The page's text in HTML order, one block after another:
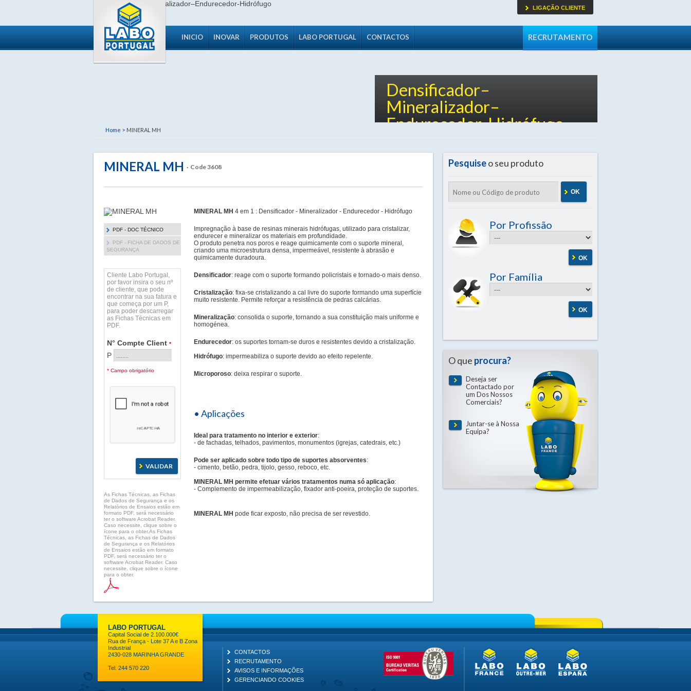
RECRUTAMENTO
INICIO INOVAR PRODUTOS LABO PORTUGAL CONTACTOS
LIGAÇÃO CLIENTE
Densificador–
Mineralizador–
Endurecedor-Hidrófugo
Home > MINERAL MH
MINERAL MH · Code 3608
PDF - DOC TÉCNICO
PDF - FICHA DE DADOS DE
SEGURANÇA
Cliente Labo Portugal,
por favor insira o seu nº
de cliente, que pode
encontrar na sua fatura e
que começa por um P,
para poder descarregar
as Fichas Técnicas em
PDF.
N° Compte Client *
P
* Campo obrigatório
As Fichas Técnicas, as Fichas
de Dados de Segurança e os
Relatórios de Ensaios estão em
formato PDF, será necessário
ter o software Acrobat Reader.
Caso necessite, clique sobre o
ícone para o obter.As Fichas
Técnicas, as Fichas de Dados
de Segurança e os Relatórios
de Ensaios estão em formato
PDF, será necessário ter o
software Acrobat Reader. Caso
necessite, clique sobre o ícone
para o obter.
MINERAL MH 4 em 1 : Densificador - Mineralizador - Endurecedor - Hidrófugo
Impregnação à base de resinas minerais hidrófugas, utilizado para cristalizar,
endurecer e mineralizar os materiais em profundidade.
O produto penetra nos poros e reage quimicamente com o suporte mineral,
criando uma microestrutura densa, impermeável, resistente à abrasão e
quimicamente duradoura.
Densificador: reage com o suporte formando policristais e tornado-o mais denso.
Cristalização: fixa-se cristalizando a cal livre do suporte formando uma superfície
muito resistente. Permite reforçar a resistência de pedras calcárias.
Mineralização: consolida o suporte, tornando a sua constituição mais uniforme e
homogénea.
Endurecedor: os suportes tornam-se duros e resistentes devido a cristalização.
Hidrófugo: impermeabiliza o suporte devido ao efeito repelente.
Microporoso: deixa respirar o suporte.
• Aplicações
Ideal para tratamento no interior e exterior:
- de fachadas, telhados, pavimentos, monumentos (igrejas, catedrais, etc.)
Pode ser aplicado sobre todo tipo de suportes absorventes:
- cimento, betão, pedra, tijolo, gesso, reboco, etc.
MINERAL MH permite efetuar vários tratamentos numa só aplicação:
- Complemento de impermeabilização, fixador anti-poeira, proteção de suportes.
MINERAL MH pode ficar exposto, não precisa de ser revestido.
Pesquiseo seu produto
OK
Por Profissão
OK
Por Família
OK
O que procura?
Deseja ser
Contactado por
um Dos Nossos
Comerciais?
Juntar-se à Nossa
Equipa?
LABO PORTUGAL
Capital Social de 2.100.000€
Rua de França - Lote 37 A e B Zona
Industrial
2430-028 MARINHA GRANDE
Tel. 244 570 220
CONTACTOS
RECRUTAMENTO
AVISOS E INFORMAÇÕES
GERENCIANDO COOKIES